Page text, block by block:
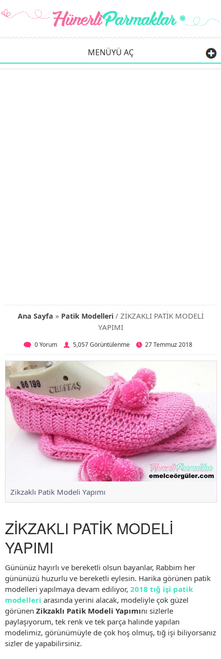
MENÜYÜ AÇ
Ana Sayfa » Patik Modelleri/ ZİKZAKLI PATİK MODELİ
YAPIMI
0 Yorum 5,057 Görüntülenme 27 Temmuz 2018
Zikzaklı Patik Modeli Yapımı
ZİKZAKLI PATİK MODELİ
YAPIMI
Gününüz hayırlı ve bereketli olsun bayanlar, Rabbim her
gününüzü huzurlu ve bereketli eylesin. Harika görünen patik
modelleri yapılmaya devam ediliyor, 2018 tığ işi patik
modelleri arasında yerini alacak, modeliyle çok güzel
görünen Zikzaklı Patik Modeli Yapımını sizlerle
paylaşıyorum, tek renk ve tek parça halinde yapılan
modelimiz, görünümüyle de çok hoş olmuş, tığ işi biliyorsanız
sizler de yapabilirsiniz.